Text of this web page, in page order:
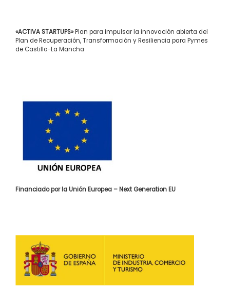
«ACTIVA STARTUPS»Plan para impulsar la innovación abierta del
Plan de Recuperación, Transformación y Resiliencia para Pymes
de Castilla-La Mancha
Financiado por la Unión Europea – Next Generation EU